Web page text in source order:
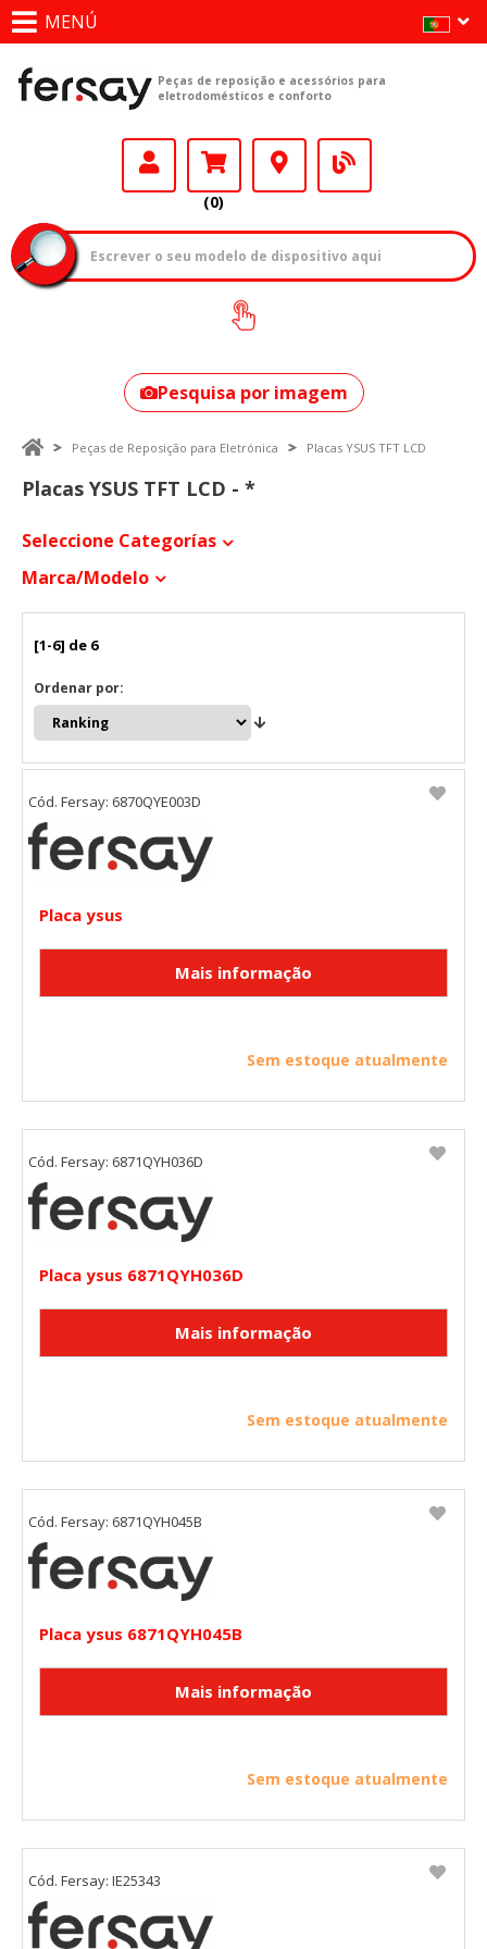
MENÚ
Peças de reposição e acessórios para
eletrodomésticos e conforto
(0)
Como encontrar
o seu modelo?
Pesquisa por imagem
Peças de Reposição para Eletrónica Placas YSUS TFT LCD
Placas YSUS TFT LCD - *
Seleccione Categorías
Marca/modelo
[1-6] de 6
Ordenar por:
Placa ysus
Sem estoque atualmente
Cód. Fersay: 6870QYE003D
Placa ysus 6871QYH036D
Sem estoque atualmente
Cód. Fersay: 6871QYH036D
Placa ysus 6871QYH045B
Sem estoque atualmente
Cód. Fersay: 6871QYH045B
Cód. Fersay: IE25343
CONFIGURACIÓN DE COOKIES